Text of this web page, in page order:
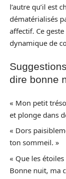
l’autre qu’il est
dématérialisés
affectif. Ce
dynamique de
dire bonne
« Mon petit
et plonge dans
« Dors
ton sommeil. »
« Que les
Bonne nuit, ma